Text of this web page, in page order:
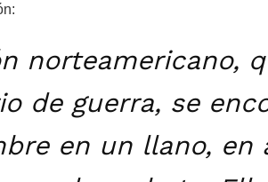
norteamericano,
de guerra, se
en un llano,